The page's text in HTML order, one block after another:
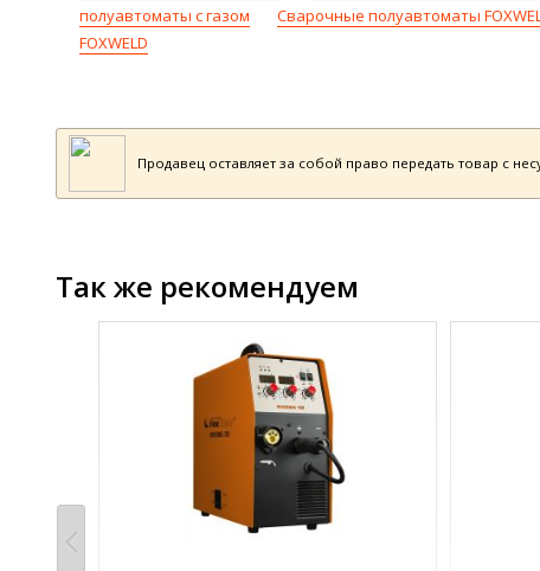
полуавтоматы с газом
Сварочные полуавтоматы
FOXWELD
Продавец оставляет за собой право передать товар с
Так же рекомендуем